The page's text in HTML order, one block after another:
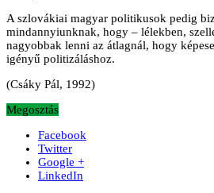
A szlovákiai magyar politikusok pedig
mindannyiunknak, hogy – lélekben,
nagyobbak lenni az átlagnál, hogy
igényű politizáláshoz.
(Csáky Pál, 1992)
Megosztás
Facebook
Twitter
Google +
LinkedIn